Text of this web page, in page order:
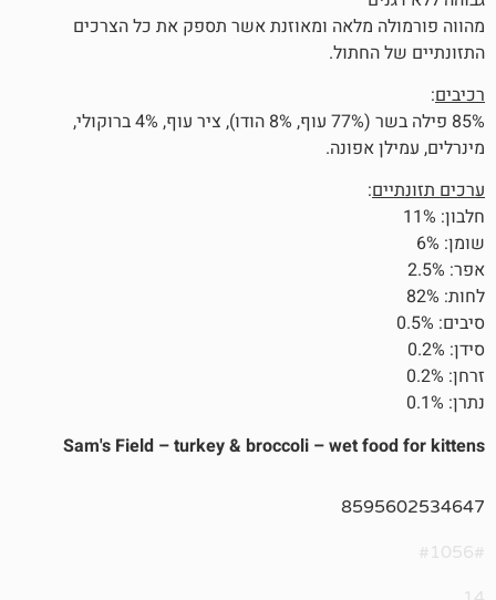
מלאה ומאוזנת אשר תספק את כל הצרכים
85% פילה בשר (77% עוף, 8% הודו), ציר עוף, 4% ברוקולי,
Sam's Field – turkey & broccoli – wet